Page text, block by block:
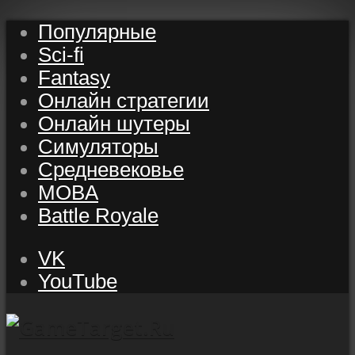
Популярные
Sci-fi
Fantasy
Онлайн стратегии
Онлайн шутеры
Симуляторы
Средневековье
MOBA
Battle Royale
VK
YouTube